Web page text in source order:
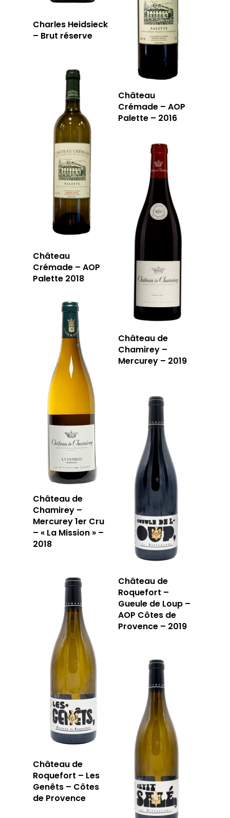
Charles Heidsieck
– Brut réserve
Château
Crémade – AOP
Palette – 2016
Château
Crémade – AOP
Palette 2018
Château de
Chamirey –
Mercurey – 2019
Château de
Chamirey –
Mercurey 1er Cru
– « La Mission » –
2018
Château de
Roquefort –
Gueule de Loup –
AOP Côtes de
Provence – 2019
Château de
Roquefort – Les
Genêts – Côtes
de Provence